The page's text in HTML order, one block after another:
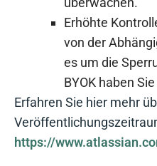
Erhöhte
von der
es um die
BYOK haben
Erfahren Sie hier mehr
https://